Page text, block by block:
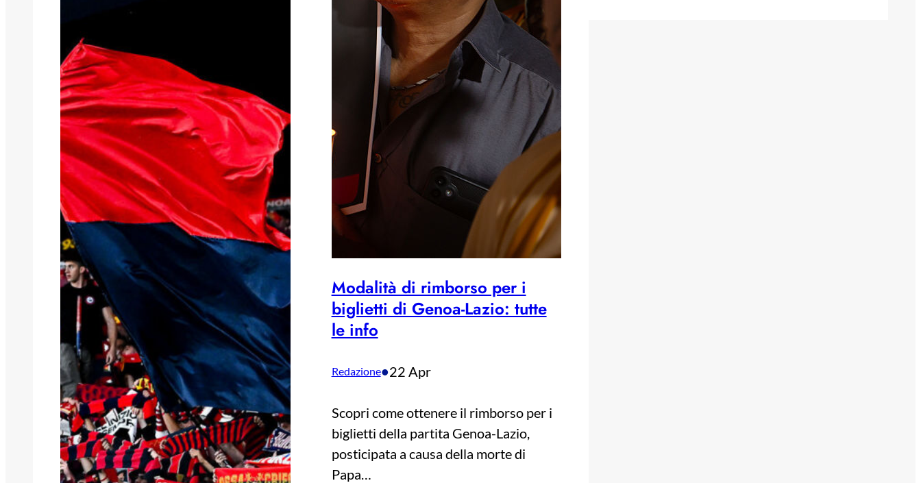
Modalità di rimborso per i
biglietti di Genoa-Lazio: tutte
le info
Redazione•22 Apr
Scopri come ottenere il rimborso per i
biglietti della partita Genoa-Lazio,
posticipata a causa della morte di
Papa…